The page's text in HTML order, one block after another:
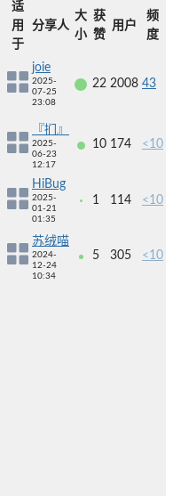
适
用
于
分享人
大
小
获
赞
用户
频
度
joie
2025-
07-25
23:08
22 2008 43
『扪』
2025-
06-23
12:17
10 174 <10
HiBug
2025-
01-21
01:35
1 114 <10
苏绒喵
2024-
12-24
10:34
5 305 <10